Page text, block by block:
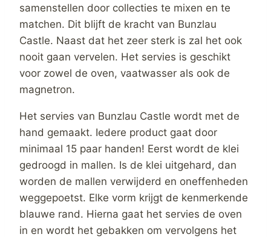
samenstellen door collecties te mixen en te
matchen. Dit blijft de kracht van Bunzlau
Castle. Naast dat het zeer sterk is zal het ook
nooit gaan vervelen. Het servies is geschikt
voor zowel de oven, vaatwasser als ook de
magnetron.
Het servies van Bunzlau Castle wordt met de
hand gemaakt. Iedere product gaat door
minimaal 15 paar handen! Eerst wordt de klei
gedroogd in mallen. Is de klei uitgehard, dan
worden de mallen verwijderd en oneffenheden
weggepoetst. Elke vorm krijgt de kenmerkende
blauwe rand. Hierna gaat het servies de oven
in en wordt het gebakken om vervolgens het